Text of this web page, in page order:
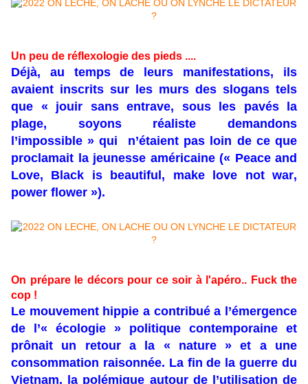
Un peu de réflexologie des pieds ....
Déjà, au temps de leurs manifestations, ils
avaient inscrits sur les murs des slogans tels
que « jouir sans entrave, sous les pavés la
plage, soyons réaliste demandons
l’impossible » qui n’étaient pas loin de ce que
proclamait la jeunesse américaine (« Peace and
Love, Black is beautiful, make love not war,
power flower »).
On prépare le décors pour ce soir à l'apéro.. Fuck the
cop !
Le mouvement hippie a contribué а l’émergence
de l’« écologie » politique contemporaine et
prônait un retour а la « nature » et а une
consommation raisonnée. La fin de la guerre du
Vietnam, la polémique autour de l’utilisation de